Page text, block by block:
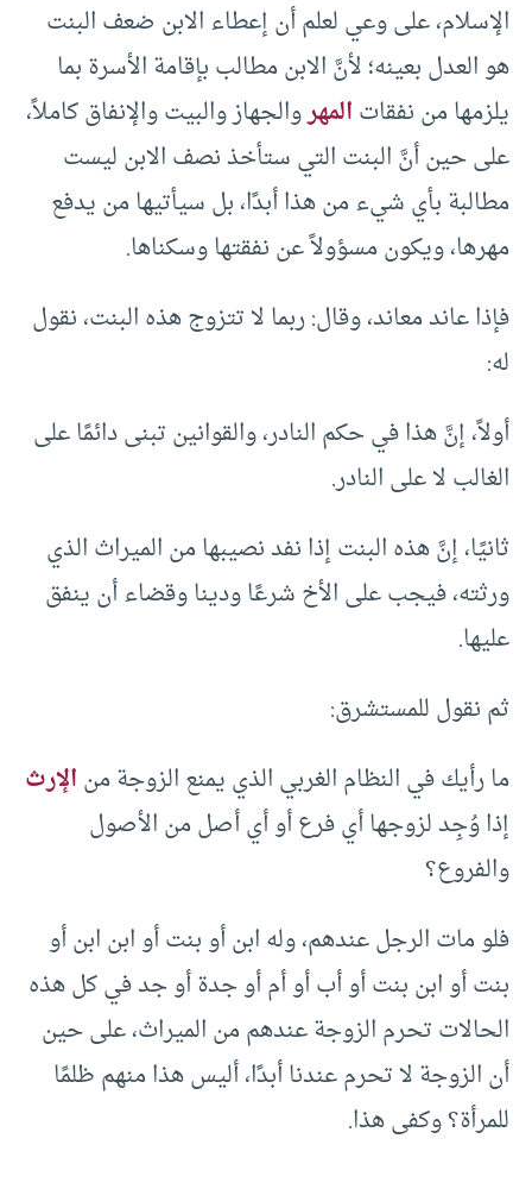
الإسلام، على وعي لعلم أن إعطاء الابن ضعف البنت
هو العدل بعينه؛ لأنَّ الابن مطالب بإقامة الأسرة بما
يلزمها من نفقاتالمهروالجهاز والبيت والإنفاق كاملاً،
على حين أنَّ البنت التي ستأخذ نصف الابن ليست
مطالبة بأي شيء من هذا أبدًا، بل سيأتيها من يدفع
مهرها، ويكون مسؤولاً عن نفقتها وسكناها.
فإذا عاند معاند، وقال: ربما لا تتزوج هذه البنت، نقول
له:
أولاً، إنَّ هذا في حكم النادر، والقوانين تبنى دائمًا على
الغالب لا على النادر.
ثانيًا، إنَّ هذه البنت إذا نفد نصيبها من الميراث الذي
ورثته، فيجب على الأخ شرعًا ودينا وقضاء أن ينفق
عليها.
ثم نقول للمستشرق:
ما رأيك في النظام الغربي الذي يمنع الزوجة منالإرث
إذا وُجِد لزوجها أي فرع أو أي أصل من الأصول
والفروع؟
فلو مات الرجل عندهم، وله ابن أو بنت أو ابن ابن أو
بنت أو ابن بنت أو أب أو أم أو جدة أو جد في كل هذه
الحالات تحرم الزوجة عندهم من الميراث، على حين
أن الزوجة لا تحرم عندنا أبدًا، أليس هذا منهم ظلمًا
للمرأة؟‍ وكفى هذا.